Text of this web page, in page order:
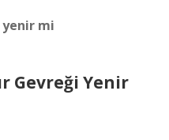
mi
Gevreği Yenir